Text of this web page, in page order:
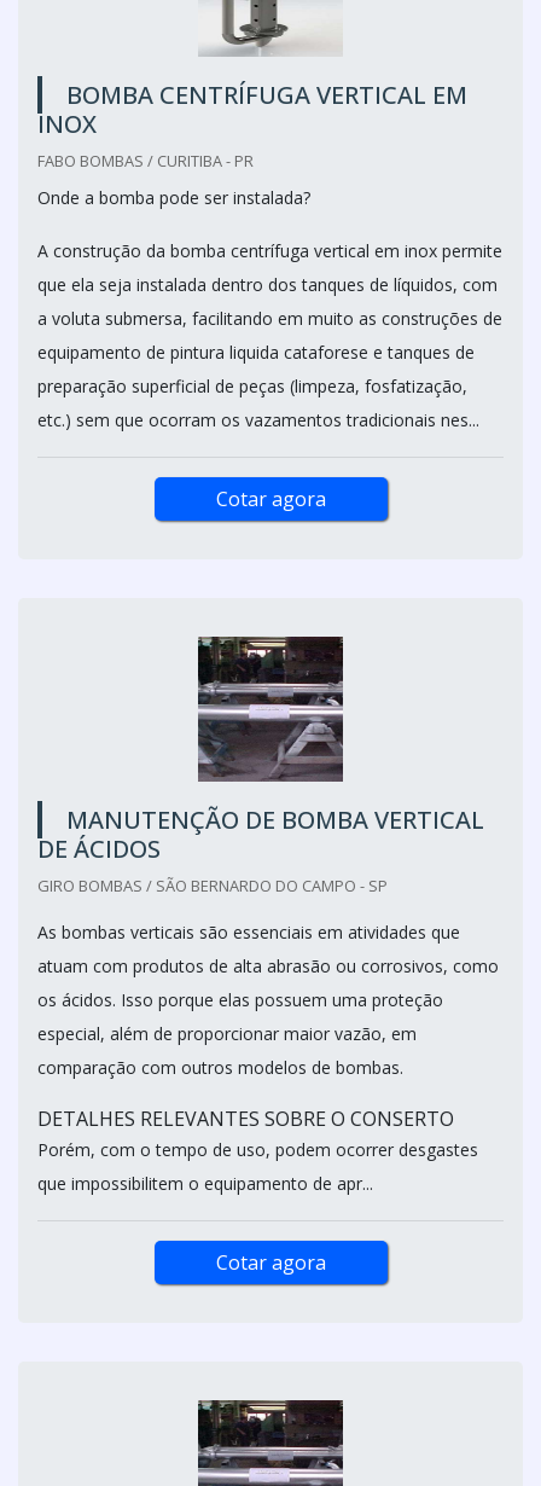
BOMBA CENTRÍFUGA VERTICAL EM
INOX
FABO BOMBAS / CURITIBA - PR
Onde a bomba pode ser instalada?
A construção da bomba centrífuga vertical em inox permite
que ela seja instalada dentro dos tanques de líquidos, com
a voluta submersa, facilitando em muito as construções de
equipamento de pintura liquida cataforese e tanques de
preparação superficial de peças (limpeza, fosfatização,
etc.) sem que ocorram os vazamentos tradicionais nes...
Cotar agora
MANUTENÇÃO DE BOMBA VERTICAL
DE ÁCIDOS
GIRO BOMBAS / SÃO BERNARDO DO CAMPO - SP
As bombas verticais são essenciais em atividades que
atuam com produtos de alta abrasão ou corrosivos, como
os ácidos. Isso porque elas possuem uma proteção
especial, além de proporcionar maior vazão, em
comparação com outros modelos de bombas.
DETALHES RELEVANTES SOBRE O CONSERTO
Porém, com o tempo de uso, podem ocorrer desgastes
que impossibilitem o equipamento de apr...
Cotar agora